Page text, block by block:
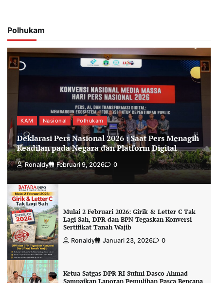
Polhukam
KAM Nasional Polhukam
Deklarasi Pers Nasional 2026 : Saat Pers Menagih
Keadilan pada Negara dan Platform Digital
Ronaldy Februari 9, 2026 0
Mulai 2 Februari 2026: Girik & Letter C Tak
Lagi Sah, DPR dan BPN Tegaskan Konversi
Sertifikat Tanah Wajib
Ronaldy Januari 23, 2026 0
Ketua Satgas DPR RI Sufmi Dasco Ahmad
Sampaikan Laporan Pemulihan Pasca Bencana